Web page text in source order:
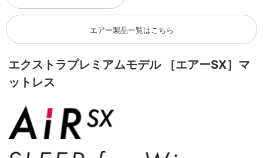
エクストラプレミアムモデル ［エアーSX］マ
ットレス
エアー製品一覧はこちら